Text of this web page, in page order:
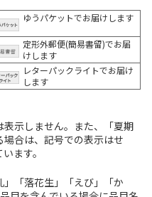
ゆうパケットでお届けします
定形外郵便(簡易書留)でお届
けします
レターパックライトでお届け
します
示しません。また、「夏期
合は、記号での表示はせ
ます。
「落花生」「えび」「か